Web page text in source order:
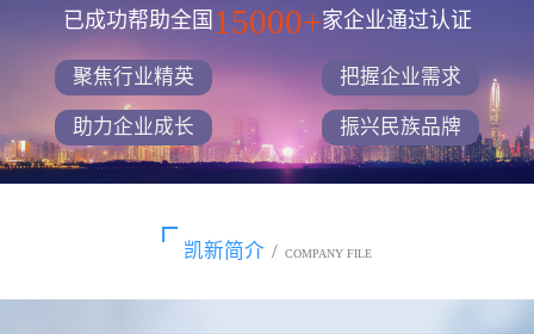
已成功帮助全国 15000+家企业通过认证
聚焦行业精英 把握企业需求
助力企业成长 振兴民族品牌
凯新简介 / COMPANY FILE